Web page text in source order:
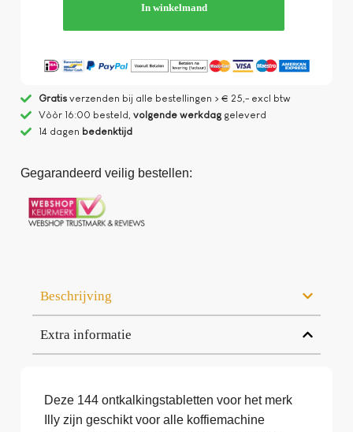
In winkelmand
Gratisverzenden bij alle bestellingen > € 25,- excl btw
Vòòr 16:00 besteld, volgende werkdaggeleverd
14 dagen bedenktijd
Gegarandeerd veilig bestellen:
Beschrijving
Extra informatie
Deze 144 ontkalkingstabletten voor het merk
Illy zijn geschikt voor alle koffiemachine